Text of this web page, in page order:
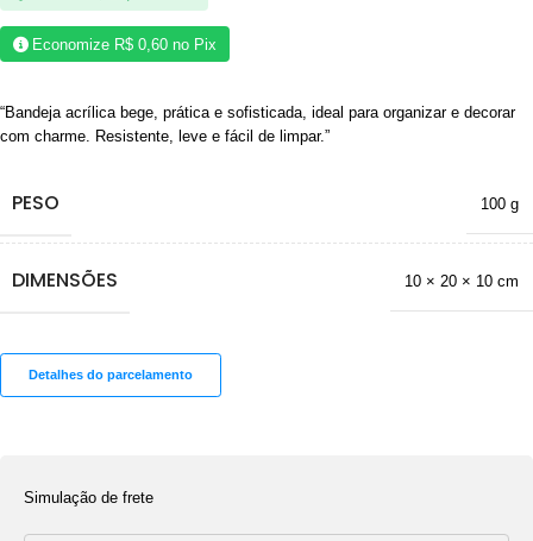
Economize R$ 0,60 no Pix
“Bandeja acrílica bege, prática e sofisticada, ideal para organizar e decorar
com charme. Resistente, leve e fácil de limpar.”
PESO 100 g
DIMENSÕES 10 × 20 × 10 cm
Detalhes do parcelamento
Simulação de frete